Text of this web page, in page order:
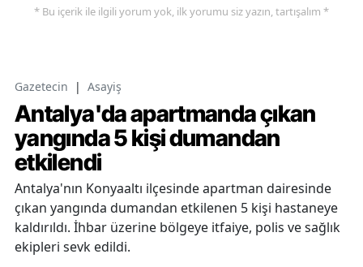
* Bu içerik ile ilgili yorum yok, ilk yorumu siz yazın, tartışalım *
Gazetecin | Asayiş
Antalya'da apartmanda çıkan
yangında 5 kişi dumandan
etkilendi
Antalya'nın Konyaaltı ilçesinde apartman dairesinde
çıkan yangında dumandan etkilenen 5 kişi hastaneye
kaldırıldı. İhbar üzerine bölgeye itfaiye, polis ve sağlık
ekipleri sevk edildi.